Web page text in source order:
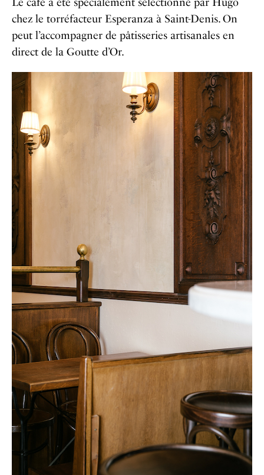
chez le torréfacteur Esperanza à Saint-Denis. On
peut l’accompagner de pâtisseries artisanales en
direct de la Goutte d’Or.